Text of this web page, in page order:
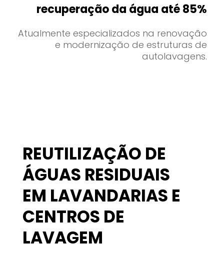
recuperação da água até 85%
Atualmente especializados na renovação
e modernização de estruturas de
autolavagens.
REUTILIZAÇÃO DE
ÁGUAS RESIDUAIS
EM LAVANDARIAS E
CENTROS DE
LAVAGEM